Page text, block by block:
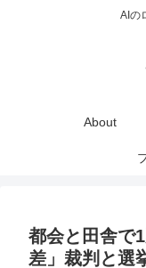
AIの
About
都会と田舎で
差」裁判と選